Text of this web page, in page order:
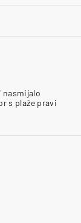
nasmijalo
s plaže pravi